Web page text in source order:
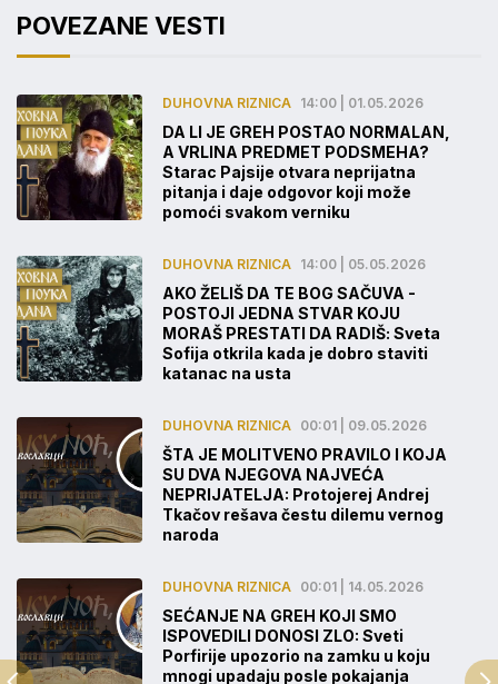
POVEZANE VESTI
DUHOVNA RIZNICA 14:00 | 01.05.2026
DA LI JE GREH POSTAO NORMALAN,
A VRLINA PREDMET PODSMEHA?
Starac Pajsije otvara neprijatna
pitanja i daje odgovor koji može
pomoći svakom verniku
DUHOVNA RIZNICA 14:00 | 05.05.2026
AKO ŽELIŠ DA TE BOG SAČUVA -
POSTOJI JEDNA STVAR KOJU
MORAŠ PRESTATI DA RADIŠ: Sveta
Sofija otkrila kada je dobro staviti
katanac na usta
DUHOVNA RIZNICA 00:01 | 09.05.2026
ŠTA JE MOLITVENO PRAVILO I KOJA
SU DVA NJEGOVA NAJVEĆA
NEPRIJATELJA: Protojerej Andrej
Tkačov rešava čestu dilemu vernog
naroda
DUHOVNA RIZNICA 00:01 | 14.05.2026
SEĆANJE NA GREH KOJI SMO
ISPOVEDILI DONOSI ZLO: Sveti
Porfirije upozorio na zamku u koju
mnogi upadaju posle pokajanja